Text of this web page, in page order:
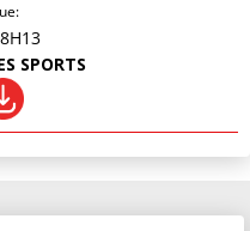
SPORTS